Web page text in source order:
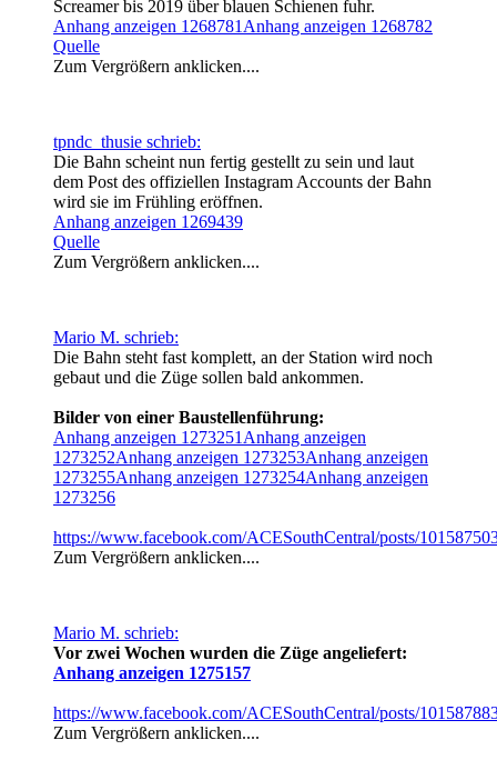
Screamer bis 2019 über blauen Schienen fuhr.
Anhang anzeigen 1268781 Anhang anzeigen 1268782
Quelle
Zum Vergrößern anklicken....
tpndc_thusie schrieb:
Die Bahn scheint nun fertig gestellt zu sein und laut
dem Post des offiziellen Instagram Accounts der Bahn
wird sie im Frühling eröffnen.
Anhang anzeigen 1269439
Quelle
Zum Vergrößern anklicken....
Mario M. schrieb:
Die Bahn steht fast komplett, an der Station wird noch
gebaut und die Züge sollen bald ankommen.
Bilder von einer Baustellenführung:
Anhang anzeigen 1273251 Anhang anzeigen
1273252Anhang anzeigen 1273253Anhang anzeigen
1273255Anhang anzeigen 1273254Anhang anzeigen
1273256
https://www.facebook.com/ACESouthCentral/posts/
Zum Vergrößern anklicken....
Mario M. schrieb:
Vor zwei Wochen wurden die Züge angeliefert:
Anhang anzeigen 1275157
https://www.facebook.com/ACESouthCentral/posts/
Zum Vergrößern anklicken....